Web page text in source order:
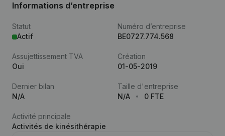
Informations d’entreprise
Statut
Actif
Numéro d’entreprise
BE0727.774.568
Assujettissement TVA
Oui
Création
01-05-2019
Dernier bilan
N/A
Taille d'entreprise
N/A
0 FTE
Activité principale
Activités de kinésithérapie